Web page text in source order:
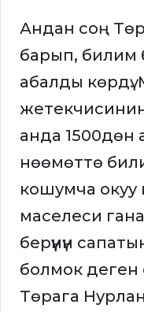
Андан соң
барып, билим
абалды көрдү.
анда 1500дөн
нөөмөттө
кошумча окуу
маселеси
берүүнүн
болмок
Төрага